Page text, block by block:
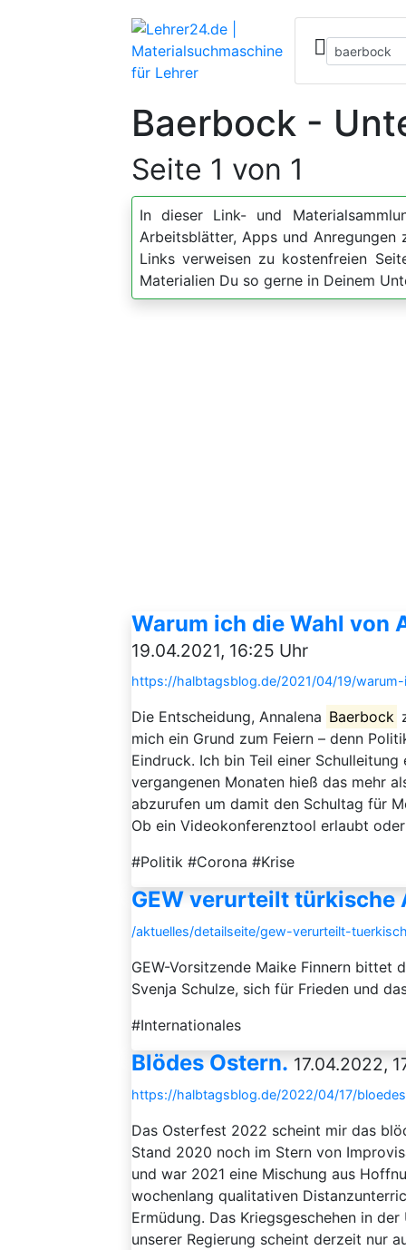
Baerbock -
Seite 1 von 1
In dieser Link- und
Arbeitsblätter, Apps und Anregungen
Links verweisen zu kostenfreien
Materialien Du so gerne in Deinem
Warum ich die Wahl von
19.04.2021, 16:25 Uhr
https://halbtagsblog.de/2021/04/19/
Die Entscheidung, Annalena Baerbock
mich ein Grund zum Feiern – denn
Eindruck. Ich bin Teil einer
vergangenen Monaten hieß das mehr
abzurufen um damit den Schultag für
Ob ein Videokonferenztool erlaubt
#Politik #Corona #Krise
GEW verurteilt türkische
/aktuelles/detailseite/gew-verurteilt-
GEW-Vorsitzende Maike Finnern bittet
Svenja Schulze, sich für Frieden und
#Internationales
Blödes Ostern. 17.04.2022,
https://halbtagsblog.de/2022/04/17/
Das Osterfest 2022 scheint mir das
Stand 2020 noch im Stern von
und war 2021 eine Mischung aus
wochenlang qualitativen
Ermüdung. Das Kriegsgeschehen in
unserer Regierung scheint derzeit nur